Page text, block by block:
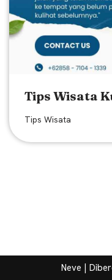
Tips Wisata
Tips Wisata
Neve |